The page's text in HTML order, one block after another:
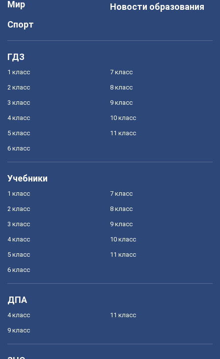
Мир
Спорт
Новости образования
ГДЗ
1 класс
2 класс
3 класс
4 класс
5 класс
6 класс
7 класс
8 класс
9 класс
10 класс
11 класс
Учебники
1 класс
2 класс
3 класс
4 класс
5 класс
6 класс
7 класс
8 класс
9 класс
10 класс
11 класс
ДПА
4 класс
9 класс
11 класс